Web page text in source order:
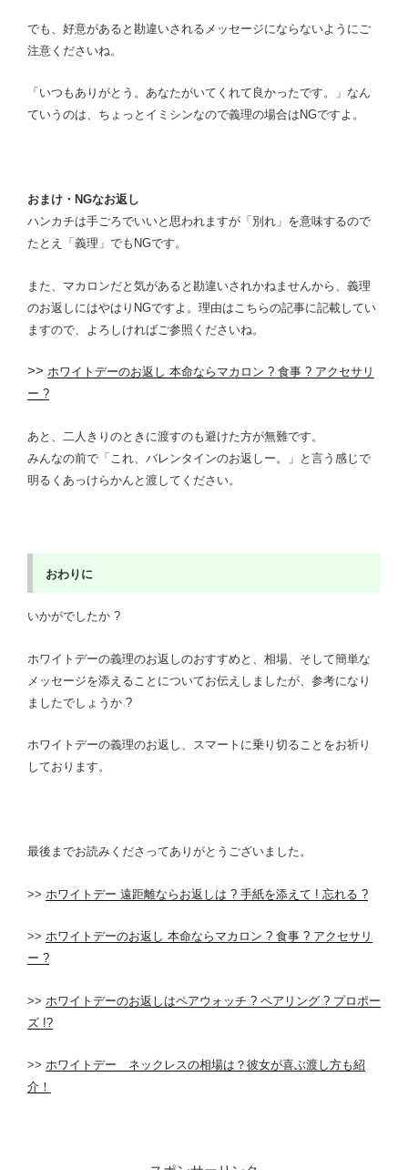
でも、好意があると勘違いされるメッセージにならないようにご
注意くださいね。
「いつもありがとう。あなたがいてくれて良かったです。」なん
ていうのは、ちょっとイミシンなので義理の場合はNGですよ。
おまけ・NGなお返し
ハンカチは手ごろでいいと思われますが「別れ」を意味するので
たとえ「義理」でもNGです。
また、マカロンだと気があると勘違いされかねませんから、義理
のお返しにはやはりNGですよ。理由はこちらの記事に記載してい
ますので、よろしければご参照くださいね。
>> ホワイトデーのお返し 本命ならマカロン ? 食事 ? アクセサリ
ー ?
あと、二人きりのときに渡すのも避けた方が無難です。
みんなの前で「これ、バレンタインのお返しー。」と言う感じで
明るくあっけらかんと渡してください。
おわりに
いかがでしたか ?
ホワイトデーの義理のお返しのおすすめと、相場、そして簡単な
メッセージを添えることについてお伝えしましたが、参考になり
ましたでしょうか ?
ホワイトデーの義理のお返し、スマートに乗り切ることをお祈り
しております。
最後までお読みくださってありがとうございました。
>> ホワイトデー 遠距離ならお返しは ? 手紙を添えて ! 忘れる ?
>> ホワイトデーのお返し 本命ならマカロン ? 食事 ? アクセサリ
ー ?
>> ホワイトデーのお返しはペアウォッチ ? ペアリング ? プロポー
ズ !?
>> ホワイトデー ネックレスの相場は？彼女が喜ぶ渡し方も紹
介！